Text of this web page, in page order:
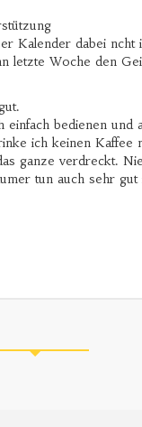
Kalender dabei
letzte Woche den
bedienen
ich keinen
ganze verdreckt.
tun auch sehr